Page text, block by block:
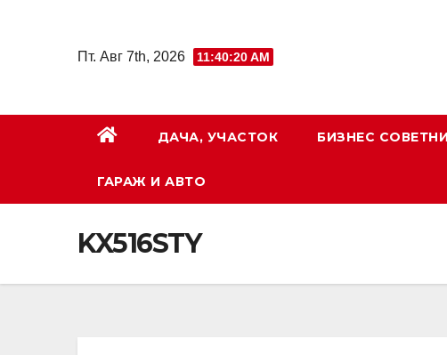
содержимому
Пт. Авг 7th, 2026 11:40:20 AM
ДАЧА, УЧАСТОК БИЗНЕС
ГАРАЖ И АВТО
KX516STY